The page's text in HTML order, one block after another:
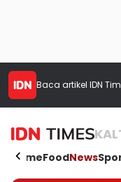
Baca artikel IDN
HomeFoodNews